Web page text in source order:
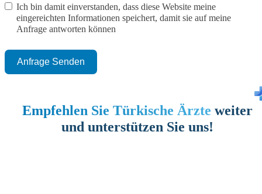
Ich bin damit einverstanden, dass diese Website meine
eingereichten Informationen speichert, damit sie auf meine
Anfrage antworten können
Anfrage Senden
Empfehlen Sie Türkische Ärzte weiter
und unterstützen Sie uns!